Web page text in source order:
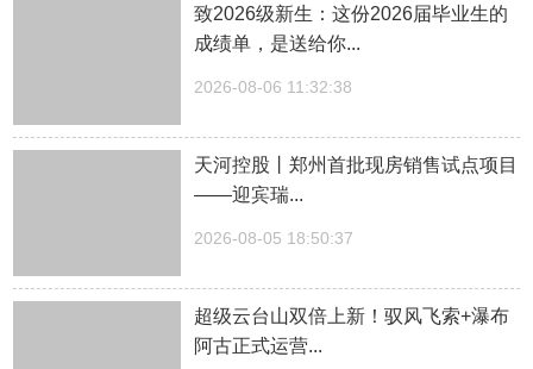
致2026级新生：这份2026届毕业生的
成绩单，是送给你...
2026-08-06 11:32:38
天河控股丨郑州首批现房销售试点项目
——迎宾瑞...
2026-08-05 18:50:37
超级云台山双倍上新！驭风飞索+瀑布
阿古正式运营...